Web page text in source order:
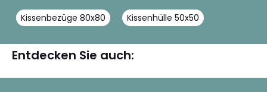
Kissenbezüge 80x80 Kissenhülle 50x50
Entdecken Sie auch: